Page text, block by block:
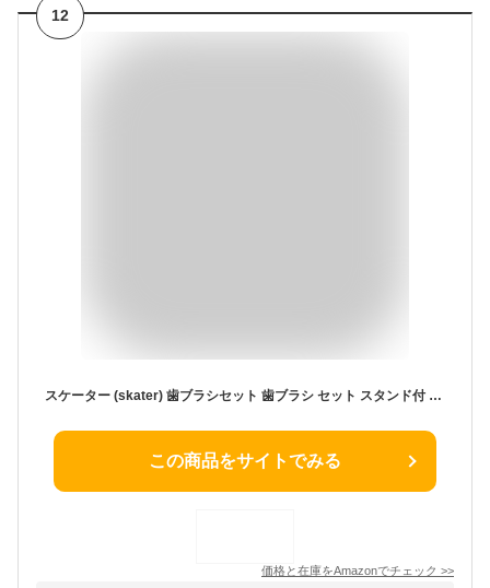
12
スケーター (skater) 歯ブラシセット 歯ブラシ セット スタンド付 コップ 3-5才園児用 プリンセス ディズニー 180ml 14.5cm KTB5-A
この商品をサイトでみる
価格と在庫をAmazonでチェック >>